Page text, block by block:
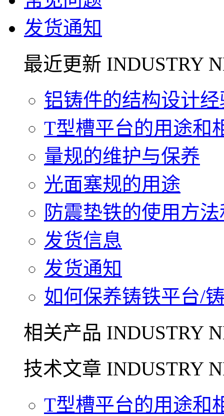
发货通知
最近更新 INDUSTRY
铝铸件的结构设计经
T型槽平台的用途和
量规的维护与保养
光面塞规的用途
防震垫铁的使用方
发货信息
发货通知
如何保养铸铁平台/
相关产品 INDUSTRY
技术文章 INDUSTRY
T型槽平台的用途和